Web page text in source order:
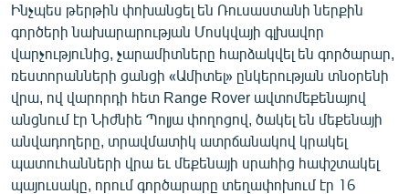
ՄԵԿՆԱԲԱՆՈՒԹՅՈՒՆ
ՏՏ ԵՒ ԻՆՏԵՐՆԵՏ
ԿՈՐՈՆԱՎԻՐՈՒՍ
ԱՐԽԻՎ
ՏԵՍԱՆՅՈՒԹԵՐ
ԲԱՆԱՎԵՃ
Ինչպես թերթին փոխանցել են Ռուսաստանի ներքին
գործերի նախարարության Մոսկվայի գլխավոր
վարչությունից, չարամիտները հարձակվել են գործարար,
ռեստորանների ցանցի «Ամիտել» ընկերության տնօրենի
վրա, ով վարորդի հետ Range Rover ավտոմեքենայով
անցնում էր Նիժնիե Պոլյա փողոցով, ծակել են մեքենայի
անվադողերը, տրավմատիկ ատրճանակով կրակել
պատուհանների վրա եւ մեքենայի սրահից հափշտակել
պայուսակը, որում գործարարը տեղափոխում էր 16